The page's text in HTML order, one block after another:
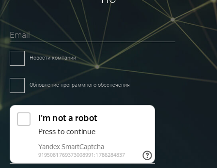
Email
Новости компании
Обновление программного обеспечения